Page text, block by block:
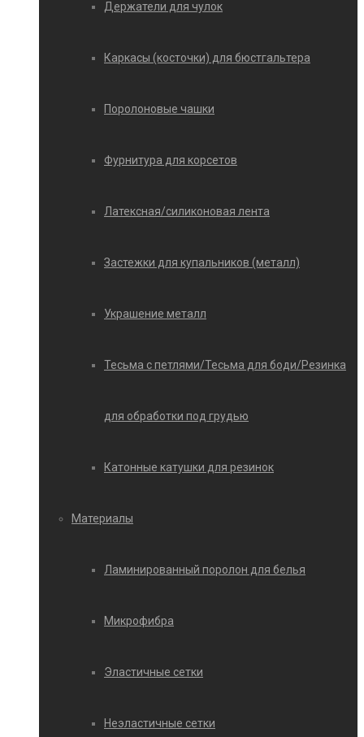
Держатели для чулок
Каркасы (косточки) для бюстгальтера
Поролоновые чашки
Фурнитура для корсетов
Латексная/силиконовая лента
Застежки для купальников (металл)
Украшение металл
Тесьма с петлями/Тесьма для боди/Резинка
для обработки под грудью
Катонные катушки для резинок
Материалы
Ламинированный поролон для белья
Микрофибра
Эластичные сетки
Неэластичные сетки